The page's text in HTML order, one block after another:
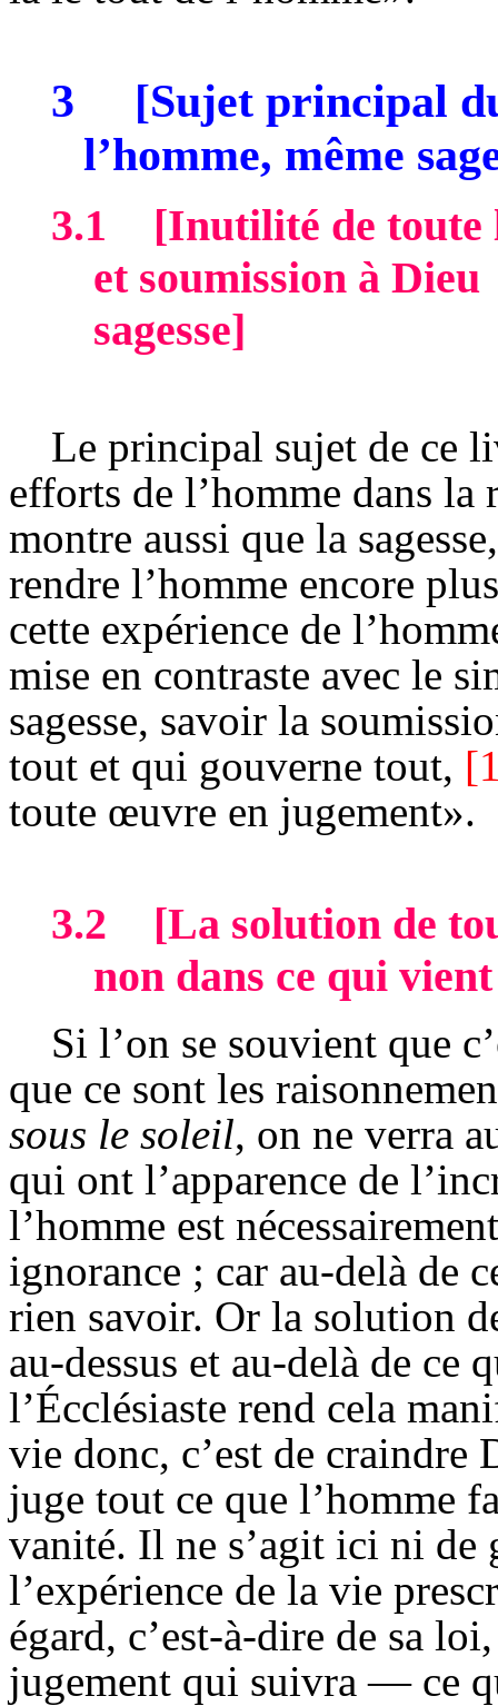
3
[Sujet principal
l’homme, même
3.1
[Inutilité de toute
et soumission à Dieu
sagesse]
Le principal sujet de ce
efforts de l’homme dans
montre aussi que la
rendre l’homme encore
cette expérience de
mise en contraste avec le
sagesse, savoir la
tout et qui gouverne tout,
toute œuvre en jugement».
3.2
[La solution de
non dans ce qui
Si l’on se souvient que
que ce sont les
sous le soleil, on ne verra
qui ont l’apparence de
l’homme est
ignorance ; car au-delà de
rien savoir. Or la solution
au-dessus et au-delà de ce
l’Écclésiaste rend cela
vie donc, c’est de
juge tout ce que l’homme
vanité. Il ne s’agit ici ni de
l’expérience de la vie
égard, c’est-à-dire de sa
jugement qui suivra — ce